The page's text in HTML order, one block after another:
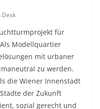
Desk
für
Modellquartier
mit urbaner
zu werden.
die Wiener Innenstadt
der Zukunft
sozial gerecht und